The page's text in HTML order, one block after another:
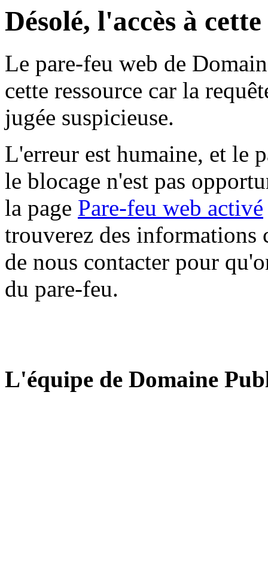
Désolé, l'accès à
Le pare-feu web de
cette ressource car la
jugée suspicieuse.
L'erreur est humaine, et le
le blocage n'est pas
la page Pare-feu web activé
trouverez des informations
de nous contacter pour
du pare-feu.
L'équipe de Domaine